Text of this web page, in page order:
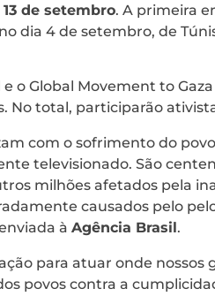
de setembro. A primeira
dia 4 de setembro, de
o Global Movement to
No total, participarão
com o sofrimento do
televisionado. São
milhões afetados pela
causados pelo
à Agência Brasil.
para atuar onde nossos
povos contra a